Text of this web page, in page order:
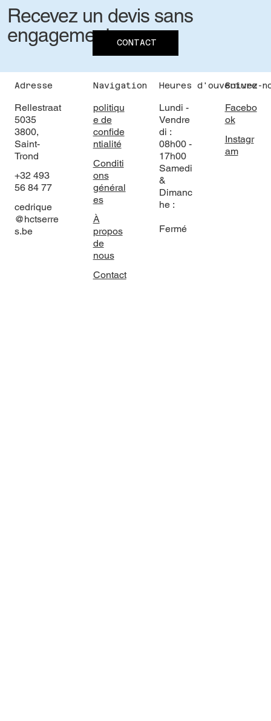
Recevez un devis sans
engagement
CONTACT
Adresse
Rellestraat
5035
3800,
Saint-
Trond
+32 493
56 84 77
cedrique
@hctserre
s.be
Navigation
politiqu
e de
confide
ntialité
Conditi
ons
général
es
À
propos
de
nous
Contact
Suivez-
Facebo
ok
Instagr
am
Heures d'ouverture
Lundi -
Vendre
di :
08h00 -
17h00
Samedi
&
Dimanc
he :
Fermé